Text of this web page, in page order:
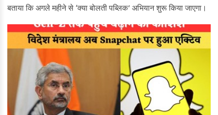
बताया कि अगले महीने से ‘क्या बोलती पब्लिक’ अभियान शुरू किया जाएगा।